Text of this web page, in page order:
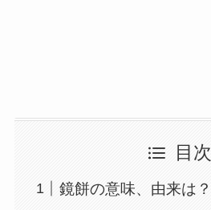
目次
鏡餅の意味、由来は？